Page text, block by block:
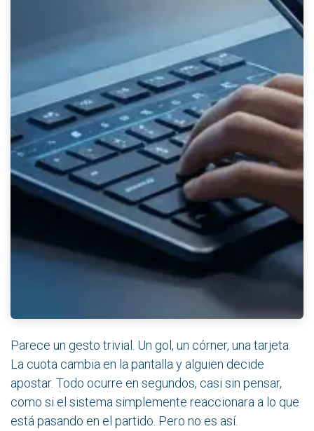
Parece un gesto trivial. Un gol, un córner, una tarjeta.
La cuota cambia en la pantalla y alguien decide
apostar. Todo ocurre en segundos, casi sin pensar,
como si el sistema simplemente reaccionara a lo que
está pasando en el partido. Pero no es así.